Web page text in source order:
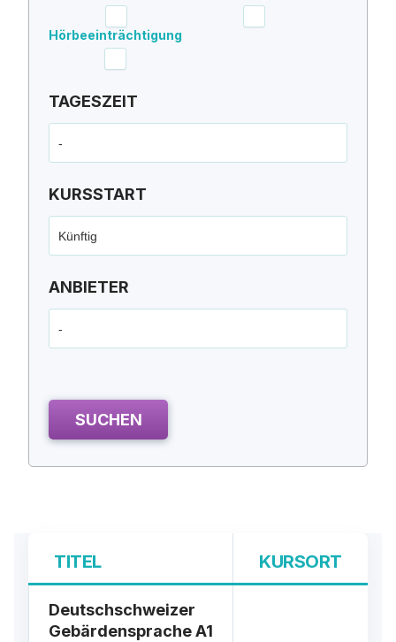
Hörbeeinträchtigung
TAGESZEIT
-
KURSSTART
Künftig
ANBIETER
-
SUCHEN
TITEL KURSORT
Deutschschweizer
Gebärdensprache A1